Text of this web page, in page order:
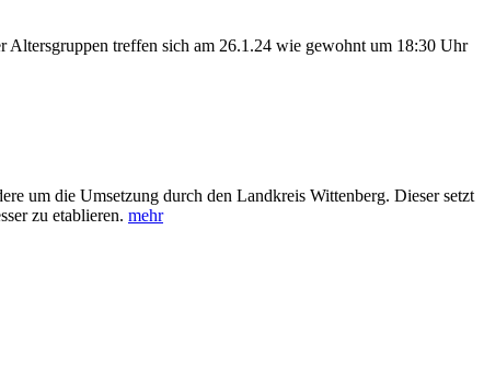
Altersgruppen treffen sich am 26.1.24 wie gewohnt um 18:30 Uhr
um die Umsetzung durch den Landkreis Wittenberg. Dieser setzt
zu etablieren. mehr